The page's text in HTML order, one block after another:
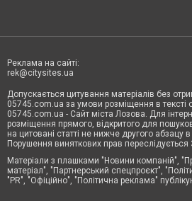
Реклама на сайті:
rek@citysites.ua
Допускається цитування матеріалів без
05745.com.ua за умови розміщення в тексті
05745.com.ua - Сайт міста Лозова. Для
розміщення прямого, відкритого для
на цитовані статті не нижче другого абзацу
Порушення виняткових прав переслідується
Матеріали з плашками "Новини компаній",
матеріал", "Партнерський спецпроєкт",
"PR", "Офіційно", "Політична реклама"